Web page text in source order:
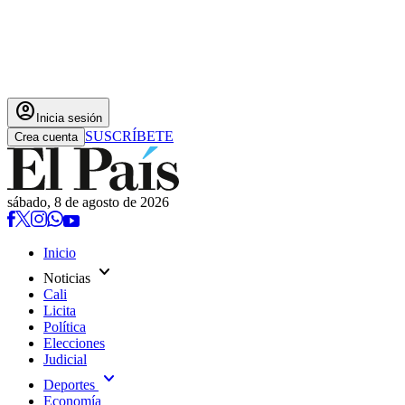
account_circle Inicia sesión
Crea cuenta SUSCRÍBETE
sábado, 8 de agosto de 2026
Inicio
Noticias expand_more
Cali
Licita
Política
Elecciones
Judicial
Deportes expand_more
Economía